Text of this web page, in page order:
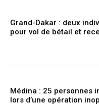
Grand-Dakar : deux
pour vol de bétail et
Médina : 25 personnes
lors d’une opération